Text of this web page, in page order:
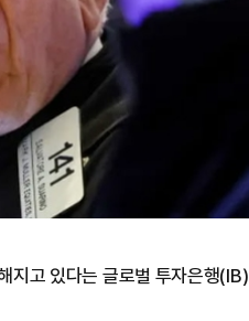
지고 있다는 글로벌 투자은행(IB)